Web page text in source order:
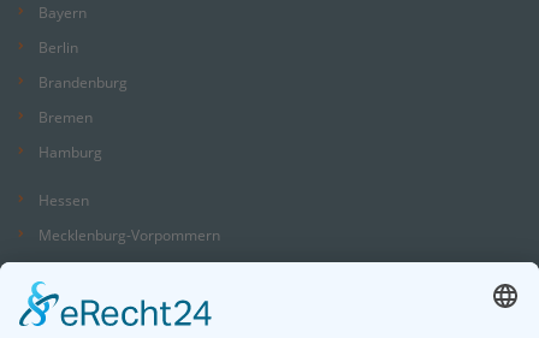
Bayern
Berlin
Brandenburg
Bremen
Hamburg
Hessen
Mecklenburg-Vorpommern
Niedersachsen
Nordrhein-Westfalen